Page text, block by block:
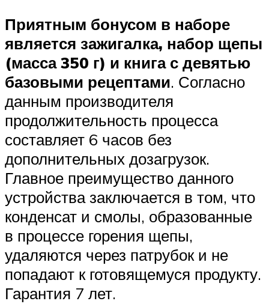
Приятным бонусом в наборе
является зажигалка, набор щепы
(масса 350 г) и книга с девятью
базовыми рецептами. Согласно
данным производителя
продолжительность процесса
составляет 6 часов без
дополнительных дозагрузок.
Главное преимущество данного
устройства заключается в том, что
конденсат и смолы, образованные
в процессе горения щепы,
удаляются через патрубок и не
попадают к готовящемуся продукту.
Гарантия 7 лет.